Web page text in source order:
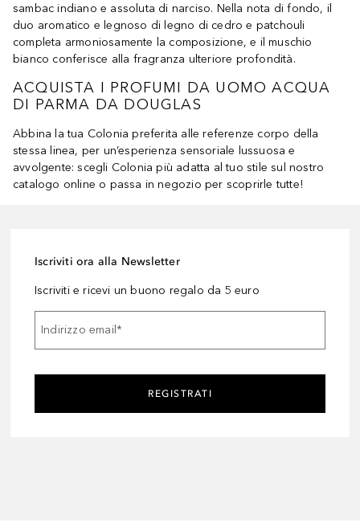
sambac indiano e assoluta di narciso. Nella nota di fondo, il
duo aromatico e legnoso di legno di cedro e patchouli
completa armoniosamente la composizione, e il muschio
bianco conferisce alla fragranza ulteriore profondità.
ACQUISTA I PROFUMI DA UOMO ACQUA
DI PARMA DA DOUGLAS
Abbina la tua Colonia preferita alle referenze corpo della
stessa linea, per un’esperienza sensoriale lussuosa e
avvolgente: scegli Colonia più adatta al tuo stile sul nostro
catalogo online o passa in negozio per scoprirle tutte!
Iscriviti ora alla Newsletter
Iscriviti e ricevi un buono regalo da 5 euro
Indirizzo email *
REGISTRATI